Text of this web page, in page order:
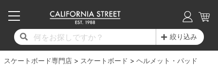
絞り込み
スケートボード専門店 スケートボード
ヘルメット・パッド
17時までのご注文は当日発送！
11,000円以上で送料無料！
毎月1日はポイント5倍！10日と20日は3倍！
17時までのご注文は当日発送！
11,000円以上で送料無料！
毎月1日はポイント5倍！10日と20日は3倍！
子供用デッキ
7.0inch以下
17時までのご注文は当日発送！
11,000円以上で送料無料！
毎月1日はポイント5倍！10日と20日は3倍！
7.0inch以下
7.2inch
17時までのご注文は当日発送！
11,000円以上で送料無料！
毎月1日はポイント5倍！10日と20日は3倍！
50mm
51mm
17時までのご注文は当日発送！
11,000円以上で送料無料！
毎月1日はポイント5倍！10日と20日は3倍！
20cm
21cm
17時までのご注文は当日発送！
11,000円以上で送料無料！
毎月1日はポイント5倍！10日と20日は3倍！
17時までのご注文は当日発送！
11,000円以上で送料無料！
毎月1日はポイント5倍！10日と20日は3倍！
17時までのご注文は当日発送！
11,000円以上で送料無料！
毎月1日はポイント5倍！10日と20日は3倍！
17時までのご注文は当日発送！
11,000円以上で送料無料！
毎月1日はポイント5倍！10日と20日は3倍！